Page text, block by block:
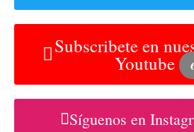
Subscribete en
Youtube
Síguenos en